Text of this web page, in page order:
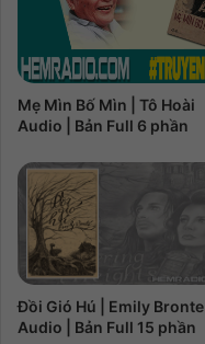
Mẹ Mìn Bố Mìn | Tô Hoài
Audio | Bản Full 6 phần
Đồi Gió Hú | Emily Bronte
Audio | Bản Full 15 phần